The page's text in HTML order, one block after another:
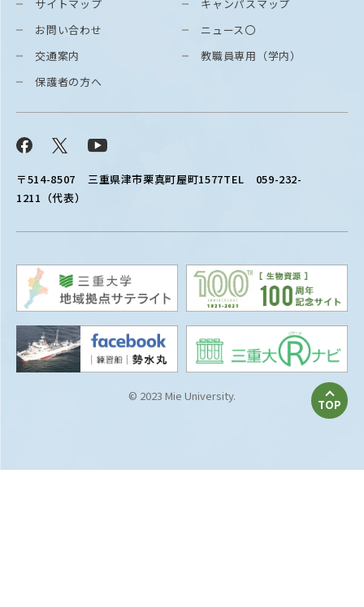
〒514-8507 三重県津市栗真町屋町1577TEL 059-232-
1211（代表）
サイトマップ
お問い合わせ
交通案内
保護者の方へ
Facebook
キャンパスマップ
ニュース〇
教職員専用（学内）
© 2023 Mie University.
TOP